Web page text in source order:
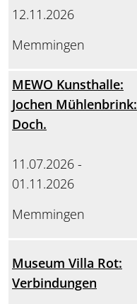
12.11.2026
Memmingen
MEWO Kunsthalle:
Jochen Mühlenbrink:
Doch.
11.07.2026 -
01.11.2026
Memmingen
Museum Villa Rot:
Verbindungen